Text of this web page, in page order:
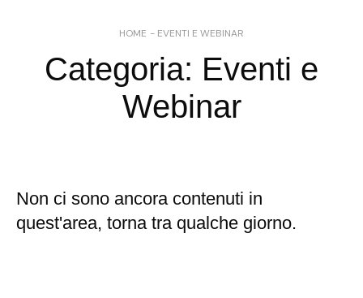
HOME - EVENTI E WEBINAR
Categoria: Eventi e
Webinar
Non ci sono ancora contenuti in
quest'area, torna tra qualche giorno.